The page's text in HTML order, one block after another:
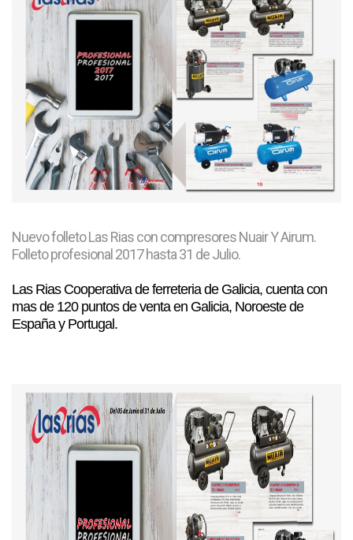
Nuevo folleto Las Rias con compresores Nuair Y Airum.
Folleto profesional 2017 hasta 31 de Julio.
Las Rias Cooperativa de ferreteria de Galicia, cuenta con
mas de 120 puntos de venta en Galicia, Noroeste de
España y Portugal.